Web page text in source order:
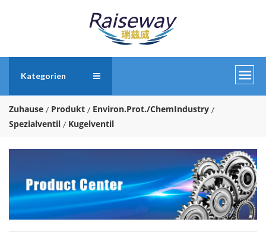
Kategorien
Zuhause Produkt
Environ.Prot./ChemIndustry
Spezialventil
Kugelventil